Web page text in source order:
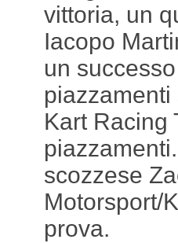
vittoria, un
Iacopo
un
Kart Racing
scozzese
Motorsport/
prova.